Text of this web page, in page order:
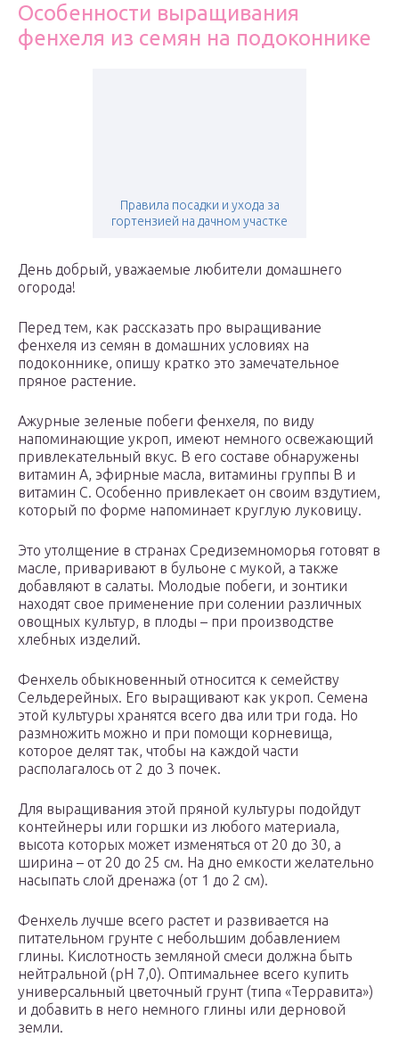
Особенности выращивания
фенхеля из семян на подоконнике
Правила посадки и ухода за
гортензией на дачном участке
День добрый, уважаемые любители домашнего
огорода!
Перед тем, как рассказать про выращивание
фенхеля из семян в домашних условиях на
подоконнике, опишу кратко это замечательное
пряное растение.
Ажурные зеленые побеги фенхеля, по виду
напоминающие укроп, имеют немного освежающий
привлекательный вкус. В его составе обнаружены
витамин А, эфирные масла, витамины группы В и
витамин С. Особенно привлекает он своим вздутием,
который по форме напоминает круглую луковицу.
Это утолщение в странах Средиземноморья готовят в
масле, приваривают в бульоне с мукой, а также
добавляют в салаты. Молодые побеги, и зонтики
находят свое применение при солении различных
овощных культур, в плоды – при производстве
хлебных изделий.
Фенхель обыкновенный относится к семейству
Сельдерейных. Его выращивают как укроп. Семена
этой культуры хранятся всего два или три года. Но
размножить можно и при помощи корневища,
которое делят так, чтобы на каждой части
располагалось от 2 до 3 почек.
Для выращивания этой пряной культуры подойдут
контейнеры или горшки из любого материала,
высота которых может изменяться от 20 до 30, а
ширина – от 20 до 25 см. На дно емкости желательно
насыпать слой дренажа (от 1 до 2 см).
Фенхель лучше всего растет и развивается на
питательном грунте с небольшим добавлением
глины. Кислотность земляной смеси должна быть
нейтральной (рН 7,0). Оптимальнее всего купить
универсальный цветочный грунт (типа «Терравита»)
и добавить в него немного глины или дерновой
земли.